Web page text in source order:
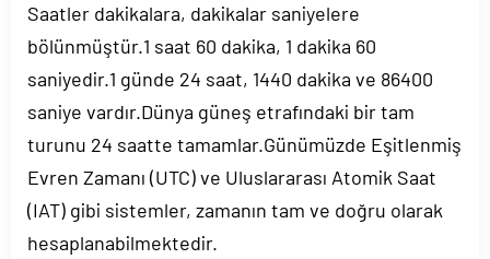
Saatler dakikalara, dakikalar saniyelere
bölünmüştür.1 saat 60 dakika, 1 dakika 60
saniyedir.1 günde 24 saat, 1440 dakika ve 86400
saniye vardır.Dünya güneş etrafındaki bir tam
turunu 24 saatte tamamlar.Günümüzde Eşitlenmiş
Evren Zamanı (UTC) ve Uluslararası Atomik Saat
(IAT) gibi sistemler, zamanın tam ve doğru olarak
hesaplanabilmektedir.